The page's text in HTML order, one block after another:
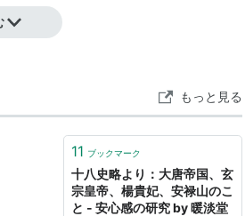
もっと見る
11 ブックマーク
十八史略より：大唐帝国、玄
宗皇帝、楊貴妃、安禄山のこ
と - 安心感の研究 by 暖淡堂